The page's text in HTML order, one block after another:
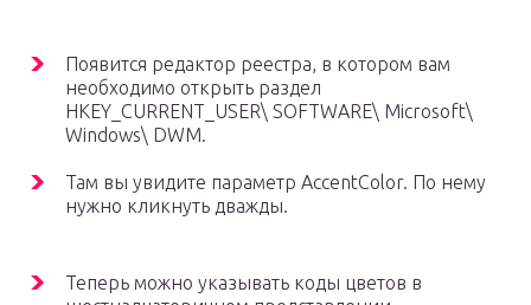
Появится редактор реестра, в котором вам
необходимо открыть раздел
HKEY_CURRENT_USER\ SOFTWARE\ Microsoft\
Windows\ DWM.
Там вы увидите параметр AccentColor. По нему
нужно кликнуть дважды.
Теперь можно указывать коды цветов в